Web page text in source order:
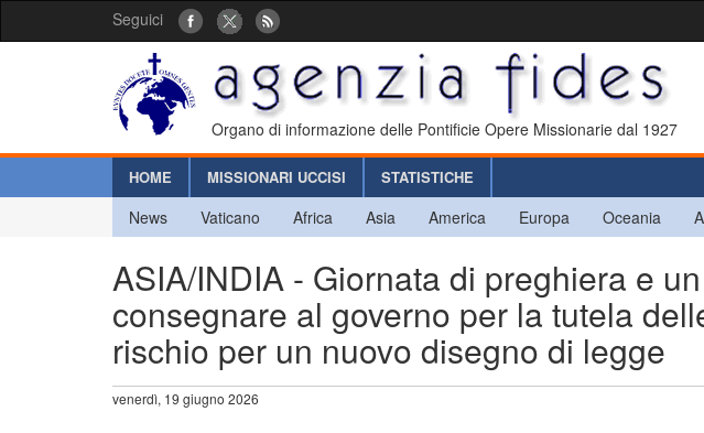
Seguici
Organo di informazione delle Pontificie Opere Missionarie dal 1927
HOME MISSIONARI UCCISI STATISTICHE
News Vaticano Africa Asia America Europa Oceania
ASIA/INDIA - Giornata di preghiera e
consegnare al governo per la tutela
rischio per un nuovo disegno di legge
venerdì, 19 giugno 2026